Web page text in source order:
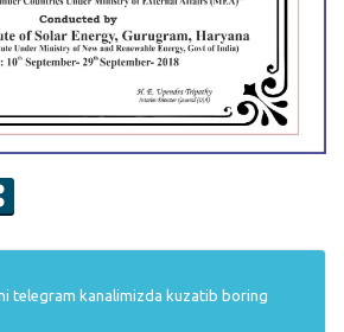
telegram kanalimizda kuzatib boring